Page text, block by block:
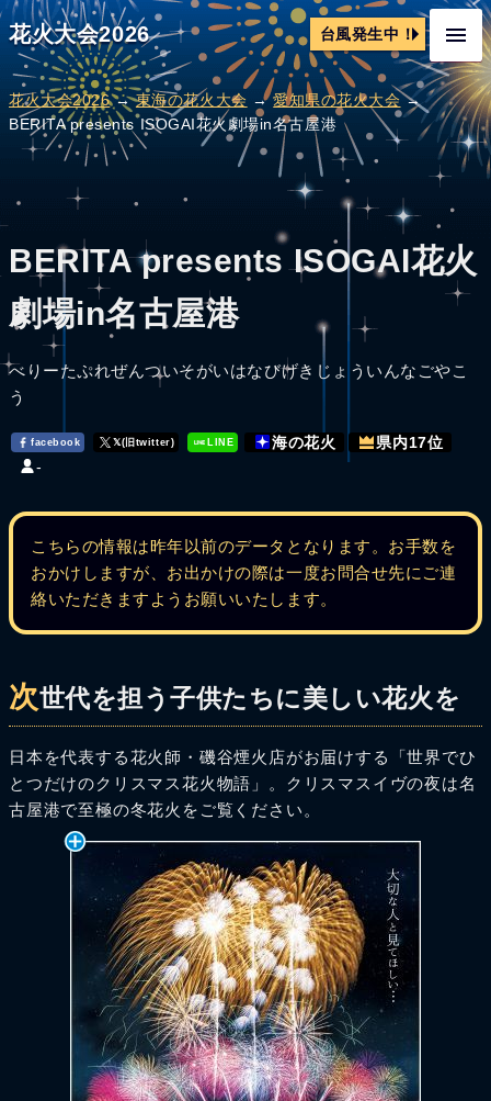
花火大会2026 台風発生中！
花火大会2026→東海の花火大会 →愛知県の花火大会→
BERITA presents ISOGAI花火劇場in名古屋港
BERITA presents ISOGAI花火
劇場in名古屋港
べりーたぷれぜんついそがいはなびげきじょういんなごやこ
う
facebook 𝕏(旧twitter) LINE 海の花火 県内17位
-
こちらの情報は昨年以前のデータとなります。お手数を
おかけしますが、お出かけの際は一度お問合せ先にご連
絡いただきますようお願いいたします。
次世代を担う子供たちに美しい花火を
日本を代表する花火師・磯谷煙火店がお届けする「世界でひ
とつだけのクリスマス花火物語」。クリスマスイヴの夜は名
古屋港で至極の冬花火をご覧ください。